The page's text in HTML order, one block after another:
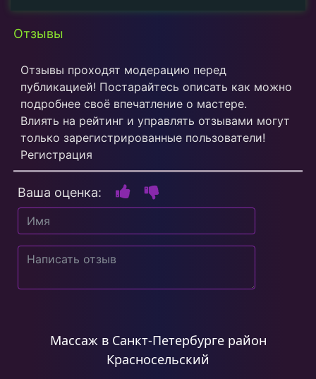
Отзывы
Отзывы проходят модерацию перед
публикацией! Постарайтесь описать как можно
подробнее своё впечатление о мастере.
Влиять на рейтинг и управлять отзывами могут
только зарегистрированные пользователи!
Регистрация
Ваша оценка:
Массаж в Санкт-Петербурге район
Красносельский